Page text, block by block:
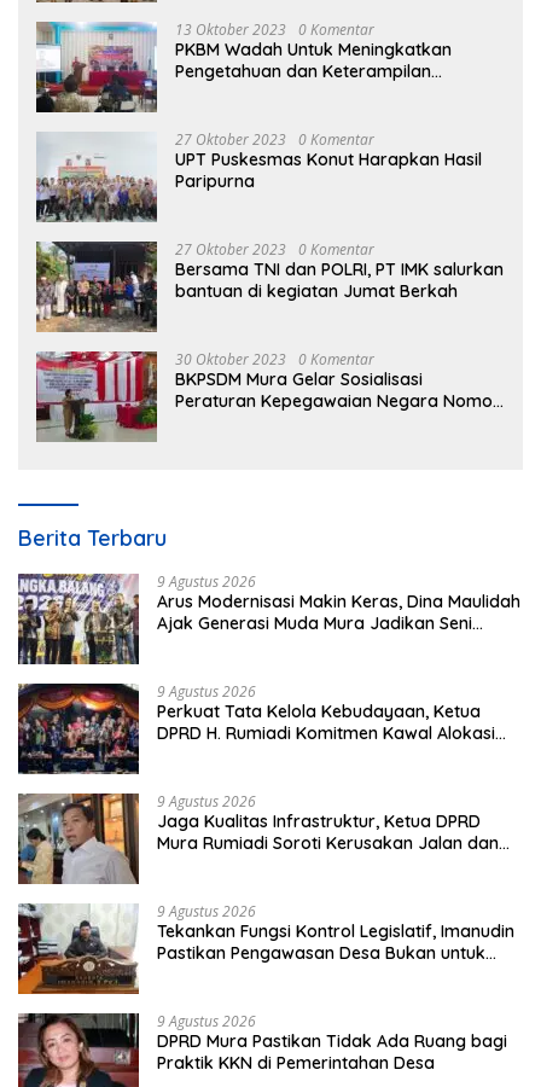
13 Oktober 2023 0 Komentar
PKBM Wadah Untuk Meningkatkan
Pengetahuan dan Keterampilan
27 Oktober 2023 0 Komentar
UPT Puskesmas Konut Harapkan Hasil
Paripurna
27 Oktober 2023 0 Komentar
Bersama TNI dan POLRI, PT IMK salurkan
bantuan di kegiatan Jumat Berkah
30 Oktober 2023 0 Komentar
BKPSDM Mura Gelar Sosialisasi
Peraturan Kepegawaian Negara Nomor
Berita Terbaru
9 Agustus 2026
Arus Modernisasi Makin Keras, Dina Maulidah
Ajak Generasi Muda Mura Jadikan Seni
9 Agustus 2026
Perkuat Tata Kelola Kebudayaan, Ketua
DPRD H. Rumiadi Komitmen Kawal Alokasi
9 Agustus 2026
Jaga Kualitas Infrastruktur, Ketua DPRD
Mura Rumiadi Soroti Kerusakan Jalan dan
9 Agustus 2026
Tekankan Fungsi Kontrol Legislatif, Imanudin
Pastikan Pengawasan Desa Bukan untuk
9 Agustus 2026
DPRD Mura Pastikan Tidak Ada Ruang bagi
Praktik KKN di Pemerintahan Desa